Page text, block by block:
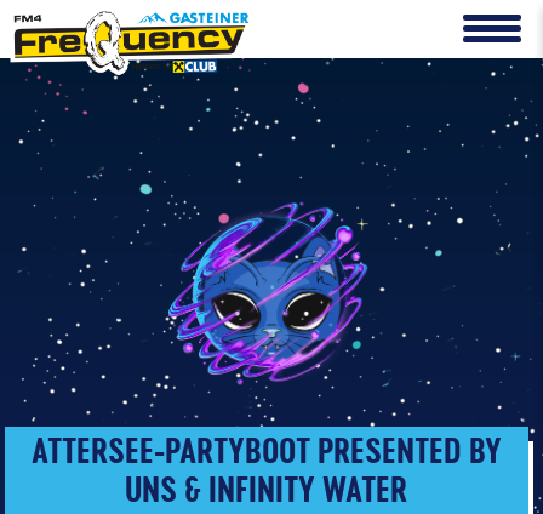
ATTERSEE-PARTYBOOT PRESENTED BY
UNS & INFINITY WATER